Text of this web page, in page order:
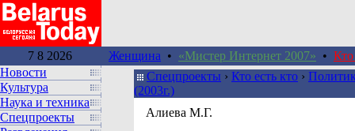
7 8 2026 Женщина • «Мистер Интернет 2007» • Кто
Новости
Культура
Наука и техника
Спецпроекты
Спецпроекты › Кто есть кто ›
(2003г.)
Алиева М.Г.